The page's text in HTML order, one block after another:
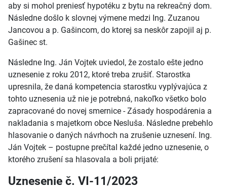
aby si mohol preniesť hypotéku z bytu na rekreačný dom.
Následne došlo k slovnej výmene medzi Ing. Zuzanou
Jancovou a p. Gašincom, do ktorej sa neskôr zapojil aj p.
Gašinec st.
Následne Ing. Ján Vojtek uviedol, že zostalo ešte jedno
uznesenie z roku 2012, ktoré treba zrušiť. Starostka
upresnila, že daná kompetencia starostku vyplývajúca z
tohto uznesenia už nie je potrebná, nakoľko všetko bolo
zapracované do novej smernice - Zásady hospodárenia a
nakladania s majetkom obce Nesluša. Následne prebehlo
hlasovanie o daných návrhoch na zrušenie uznesení. Ing.
Ján Vojtek – postupne prečítal každé jedno uznesenie, o
ktorého zrušení sa hlasovala a boli prijaté:
Uznesenie č. VI-11/2023